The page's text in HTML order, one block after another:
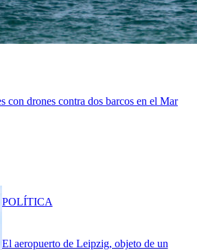
con drones contra dos barcos en el Mar
El aeropuerto de Leipzig, objeto de un
POLÍTICA